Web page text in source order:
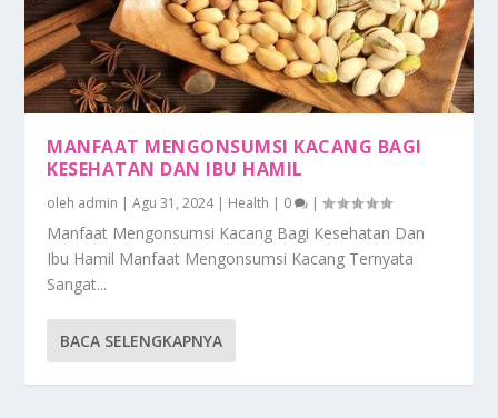
MANFAAT MENGONSUMSI KACANG BAGI
KESEHATAN DAN IBU HAMIL
oleh admin |Agu 31, 2024| Health | 0 |
Manfaat Mengonsumsi Kacang Bagi Kesehatan Dan
Ibu Hamil Manfaat Mengonsumsi Kacang Ternyata
Sangat...
BACA SELENGKAPNYA